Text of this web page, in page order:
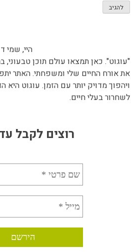
היי, שמי
"עוגוט". כאן תמצאו עולם תוכן
את אורח החיים שלי ומשפחתי. האתר
ויהפוך מדויק יותר עם הזמן. עוגוט
לשחרור בעלי חיים.
רוצים לקבל